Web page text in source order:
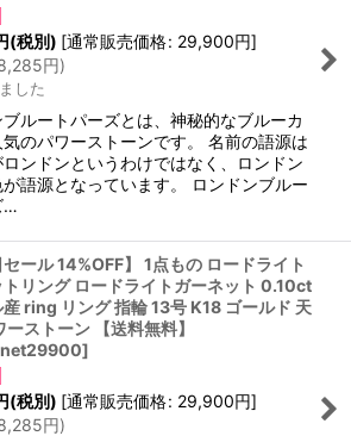
(税別) [通常販売価格: 29,900円]
円)
した
ブルートパーズとは、神秘的なブルーカ
のパワーストーンです。 名前の語源は
ンドンというわけではなく、ロンドン
語源となっています。 ロンドンブルー
…
セール 14%OFF】 1点もの ロードライト
トリング ロードライトガーネット 0.10ct
産 ring リング 指輪 13号 K18 ゴールド 天
ーストーン 【送料無料】
]
(税別) [通常販売価格: 29,900円]
円)